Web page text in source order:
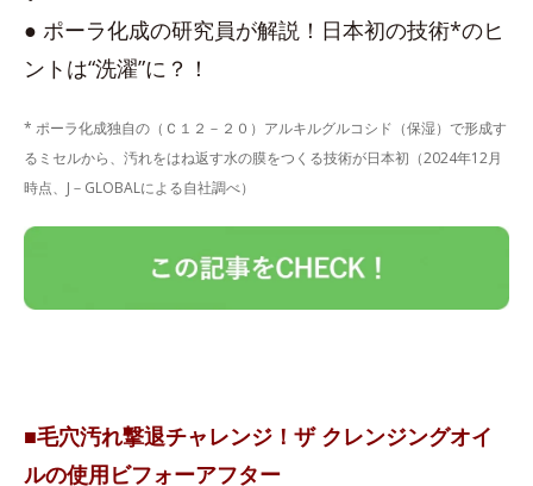
● ポーラ化成の研究員が解説！日本初の技術*のヒ
ントは“洗濯”に？！
* ポーラ化成独自の（Ｃ１２－２０）アルキルグルコシド（保湿）で形成す
るミセルから、汚れをはね返す水の膜をつくる技術が日本初（2024年12月
時点、J－GLOBALによる自社調べ）
■毛穴汚れ撃退チャレンジ！ザ クレンジングオイ
ルの使用ビフォーアフター